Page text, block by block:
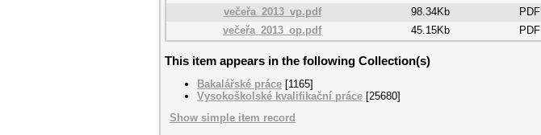
večeřa_2013_vp.pdf
98.34Kb PDF
večeřa_2013_op.pdf
45.15Kb PDF
This item appears in the following Collection(s)
Bakalářské práce [1165]
Vysokoškolské kvalifikační práce [25680]
Show simple item record